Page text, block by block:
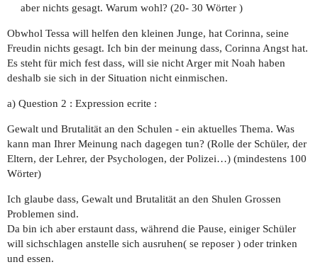
aber nichts gesagt. Warum wohl? (20- 30 Wörter )
Obwhol Tessa will helfen den kleinen Junge, hat Corinna, seine
Freudin nichts gesagt. Ich bin der meinung dass, Corinna Angst hat.
Es steht für mich fest dass, will sie nicht Arger mit Noah haben
deshalb sie sich in der Situation nicht einmischen.
a) Question 2 : Expression ecrite :
Gewalt und Brutalität an den Schulen - ein aktuelles Thema. Was
kann man Ihrer Meinung nach dagegen tun? (Rolle der Schüler, der
Eltern, der Lehrer, der Psychologen, der Polizei…) (mindestens 100
Wörter)
Ich glaube dass, Gewalt und Brutalität an den Shulen Grossen
Problemen sind.
Da bin ich aber erstaunt dass, während die Pause, einiger Schüler
will sichschlagen anstelle sich ausruhen( se reposer ) oder trinken
und essen.